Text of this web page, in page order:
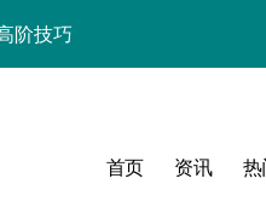
阶技巧
的美学之选
酷炫来袭
首页 资讯 热